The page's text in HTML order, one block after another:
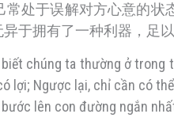
处于误解对方心意的状
于拥有了一种利器，足
chúng ta thường ở
lợi; Ngược lại, chỉ cần có
lên con đường ngắn